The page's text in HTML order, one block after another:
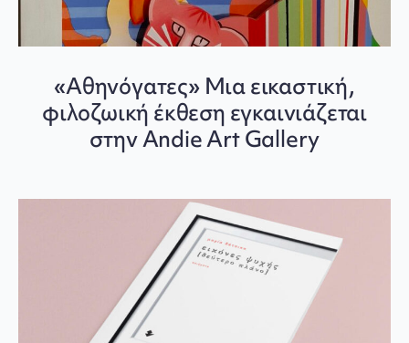
«Αθηνόγατες» Μια εικαστική,
φιλοζωική έκθεση εγκαινιάζεται
στην Andie Art Gallery